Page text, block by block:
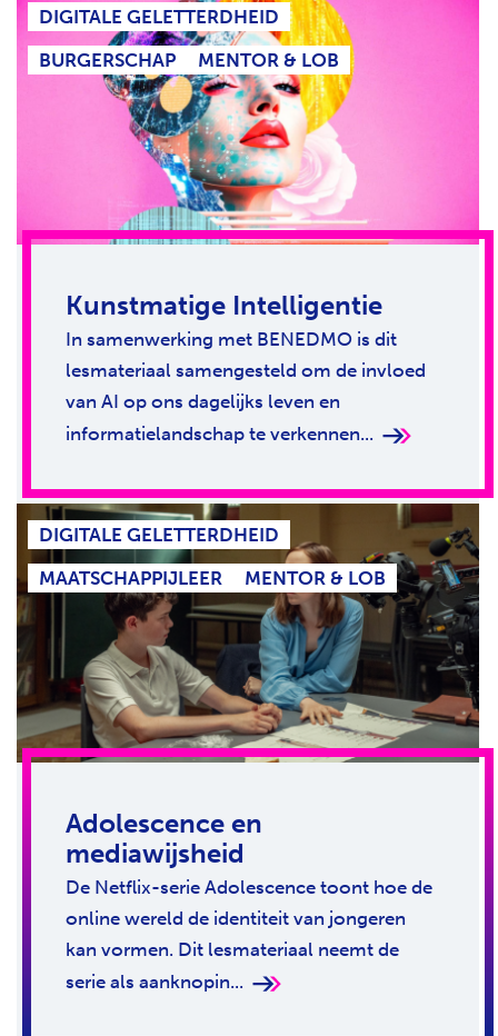
DIGITALE GELETTERDHEID
BURGERSCHAP
MENTOR & LOB
Kunstmatige Intelligentie
In samenwerking met BENEDMO is dit
lesmateriaal samengesteld om de invloed
van AI op ons dagelijks leven en
informatielandschap te verkennen...
DIGITALE GELETTERDHEID
MAATSCHAPPIJLEER
MENTOR & LOB
Adolescence en
mediawijsheid
De Netflix-serie Adolescence toont hoe de
online wereld de identiteit van jongeren
kan vormen. Dit lesmateriaal neemt de
serie als aanknopin...